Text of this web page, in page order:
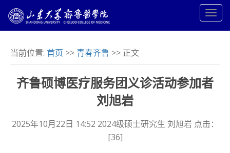
当前位置: 首页 >> 青春齐鲁 >> 正文
齐鲁硕博医疗服务团义诊活动参加者
刘旭岩
2025年10月22日 14:52 2024级硕士研究生 刘旭岩 点击：
[36]